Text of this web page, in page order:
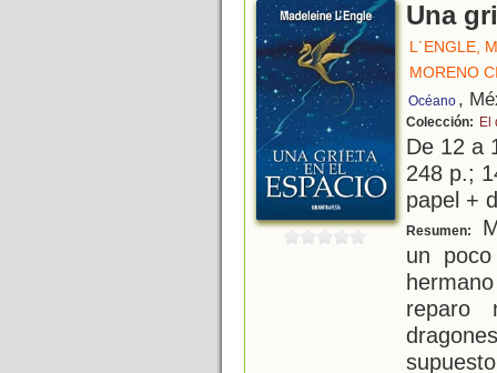
Una
L´ENGLE,
MORENO
Océano ,
Colección: El
De 12 a
248 p.;
papel +
Resumen:
un
reparo